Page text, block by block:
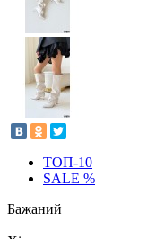
ТОП-10
SALE %
Бажаний